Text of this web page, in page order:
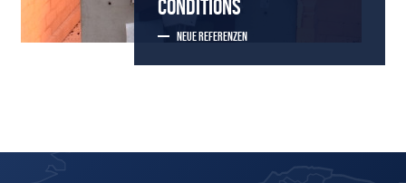
CONDITIONS
NEUE REFERENZEN